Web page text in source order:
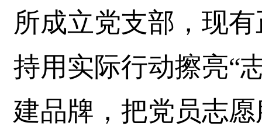
所成立党支部，现
持用实际行动擦亮“
建品牌，把党员志